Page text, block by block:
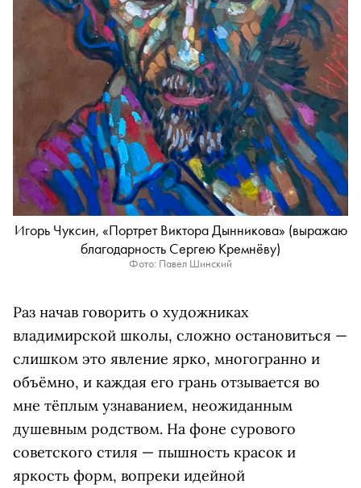
Игорь Чуксин, «Портрет Виктора Дынникова» (выражаю
благодарность Сергею Кремнёву)
Фото: Павел Шинский
Раз начав говорить о художниках
владимирской школы, сложно остановиться —
слишком это явление ярко, многогранно и
объёмно, и каждая его грань отзывается во
мне тёплым узнаванием, неожиданным
душевным родством. На фоне сурового
советского стиля — пышность красок и
яркость форм, вопреки идейной